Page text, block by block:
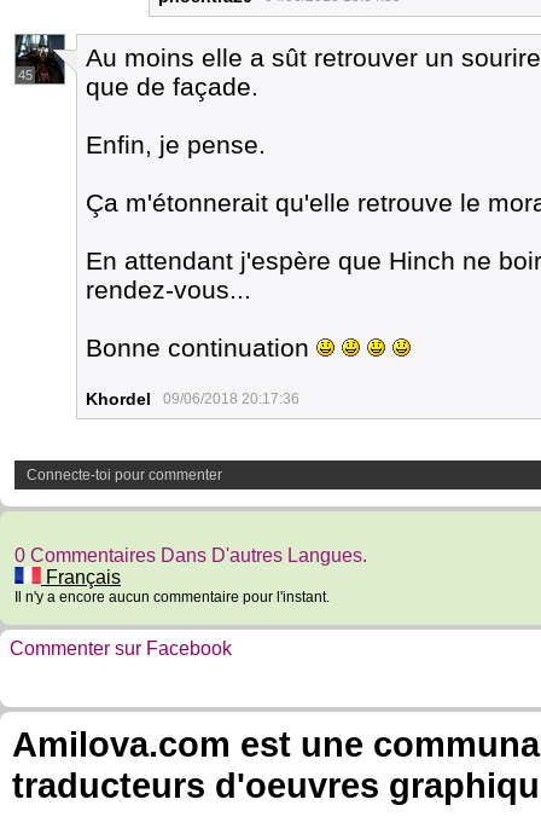
45
Au moins elle a sût retrouver un
que de façade.
Enfin, je pense.
Ça m'étonnerait qu'elle retrouve le
En attendant j'espère que Hinch ne
rendez-vous...
Bonne continuation
Khordel 09/06/2018 20:17:36
Connecte-toi pour commenter
0 Commentaires Dans D'autres Langues.
Français
Il n'y a encore aucun commentaire pour l'instant.
Commenter sur Facebook
Amilova.com est une
traducteurs d'oeuvres